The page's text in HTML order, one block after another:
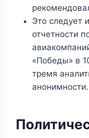
Это следует
отчетности
«Победы» в
тремя
анонимности.